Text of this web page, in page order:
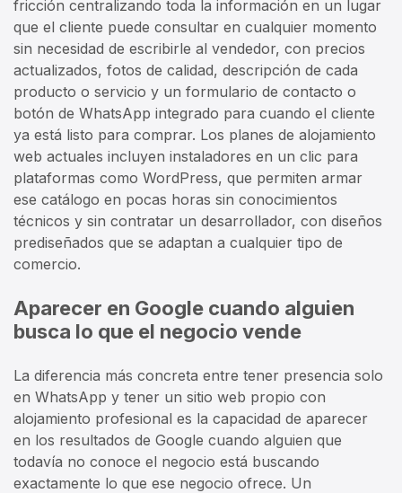
fricción centralizando toda la información en un lugar
que el cliente puede consultar en cualquier momento
sin necesidad de escribirle al vendedor, con precios
actualizados, fotos de calidad, descripción de cada
producto o servicio y un formulario de contacto o
botón de WhatsApp integrado para cuando el cliente
ya está listo para comprar. Los planes de alojamiento
web actuales incluyen instaladores en un clic para
plataformas como WordPress, que permiten armar
ese catálogo en pocas horas sin conocimientos
técnicos y sin contratar un desarrollador, con diseños
prediseñados que se adaptan a cualquier tipo de
comercio.
Aparecer en Google cuando alguien
busca lo que el negocio vende
La diferencia más concreta entre tener presencia solo
en WhatsApp y tener un sitio web propio con
alojamiento profesional es la capacidad de aparecer
en los resultados de Google cuando alguien que
todavía no conoce el negocio está buscando
exactamente lo que ese negocio ofrece. Un